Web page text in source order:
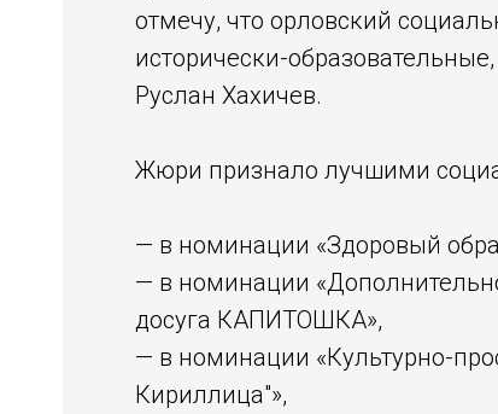
отмечу, что орловский
исторически-
Руслан Хахичев.
Жюри признало лучшими
— в номинации «Здоровый
— в номинации
досуга КАПИТОШКА»,
— в номинации «Культурно-
Кириллица"»,